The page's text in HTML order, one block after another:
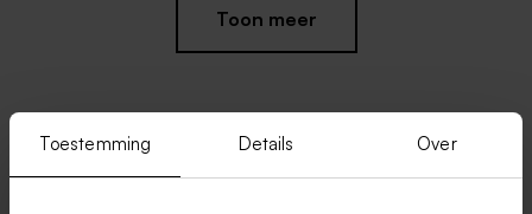
Toestemming Details Over
Toon meer
Vind je misschien ook leuk